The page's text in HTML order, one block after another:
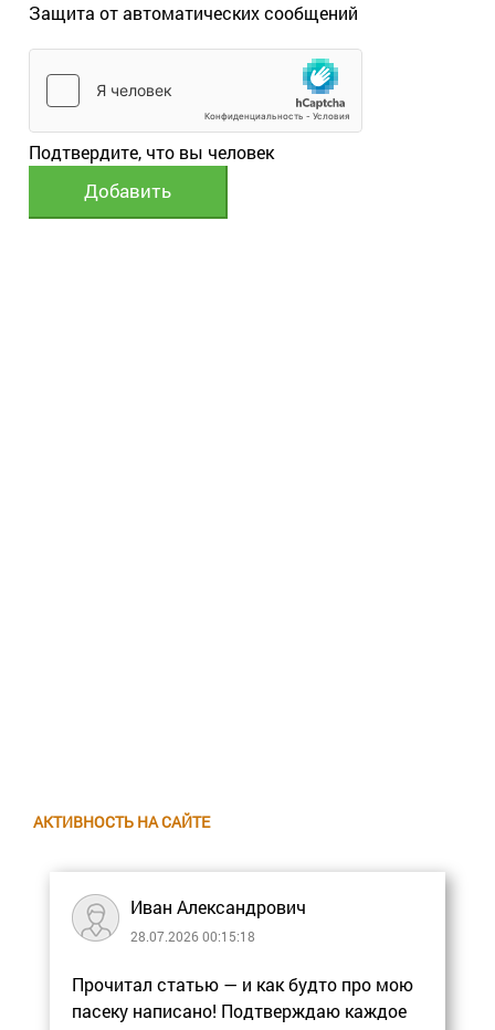
Защита от автоматических сообщений
Подтвердите, что вы человек
АКТИВНОСТЬ НА САЙТЕ
Иван Александрович
28.07.2026 00:15:18
Прочитал статью — и как будто про мою
пасеку написано! Подтверждаю каждое